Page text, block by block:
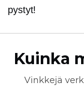
pystyt!
Kuinka
Vinkkejä